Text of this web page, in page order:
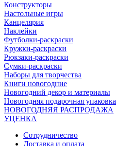
Конструкторы
Настольные игры
Канцелярия
Наклейки
Футболки-раскраски
Кружки-раскраски
Рюкзаки-раскраски
Сумки-раскраски
Наборы для творчества
Книги новогодние
Новогодний декор и материалы
Новогодняя подарочная упаковка
НОВОГОДНЯЯ РАСПРОДАЖА
УЦЕНКА
Сотрудничество
Доставка и оплата